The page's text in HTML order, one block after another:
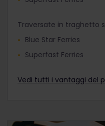
Traversate in traghetto
Blue Star Ferries
Superfast Ferries
Vedi tutti i vantaggi del